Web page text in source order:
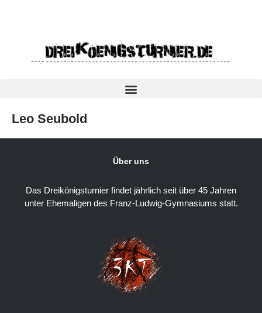
Leo Seubold
Über uns
Das Dreikönigsturnier findet jährlich seit über 45 Jahren
unter Ehemaligen des Franz-Ludwig-Gymnasiums statt.